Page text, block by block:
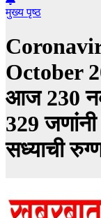
मुख्य पृष्ठ
October
आज 230
329
सध्याची